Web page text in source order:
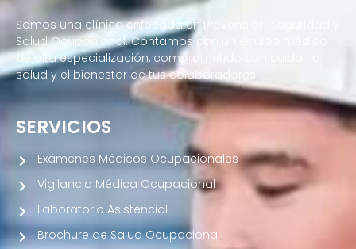
Somos una clínica enfocada en Prevención, Seguridad y
Salud Ocupacional. Contamos con un equipo médico
de alta especialización, comprometido con cuidar la
salud y el bienestar de tus colaboradores.
SERVICIOS
Exámenes Médicos Ocupacionales
Vigilancia Médica Ocupacional
Laboratorio Asistencial
Brochure de Salud Ocupacional